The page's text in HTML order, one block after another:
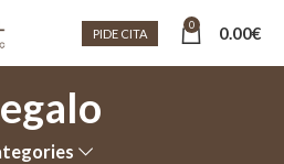
PIDE CITA
0 0.00€